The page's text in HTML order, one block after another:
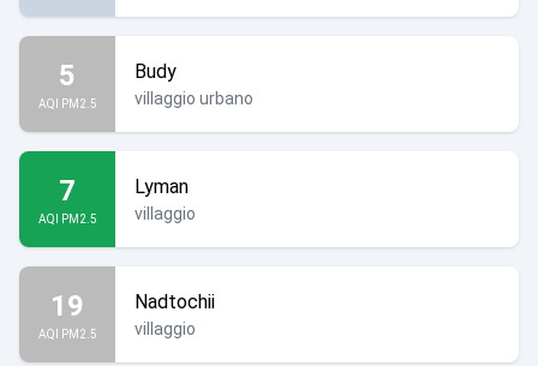
5
AQI PM2.5
Budy
villaggio urbano
7
AQI PM2.5
Lyman
villaggio
19
AQI PM2.5
Nadtochii
villaggio